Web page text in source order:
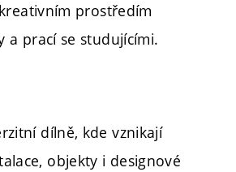
prostředím
a prací se studujícími.
dílně, kde vznikají
objekty i designové